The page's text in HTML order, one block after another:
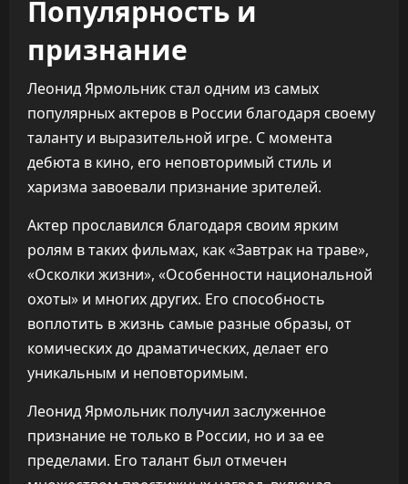
Популярность и
признание
Леонид Ярмольник стал одним из самых
популярных актеров в России благодаря своему
таланту и выразительной игре. С момента
дебюта в кино, его неповторимый стиль и
харизма завоевали признание зрителей.
Актер прославился благодаря своим ярким
ролям в таких фильмах, как «Завтрак на траве»,
«Осколки жизни», «Особенности национальной
охоты» и многих других. Его способность
воплотить в жизнь самые разные образы, от
комических до драматических, делает его
уникальным и неповторимым.
Леонид Ярмольник получил заслуженное
признание не только в России, но и за ее
пределами. Его талант был отмечен